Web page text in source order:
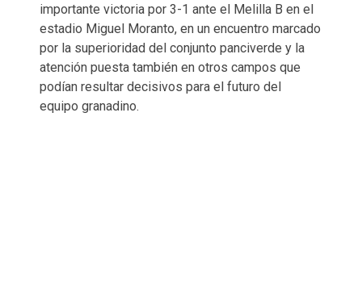
importante victoria por 3-1 ante el Melilla B en el
estadio Miguel Moranto, en un encuentro marcado
por la superioridad del conjunto panciverde y la
atención puesta también en otros campos que
podían resultar decisivos para el futuro del
equipo granadino.